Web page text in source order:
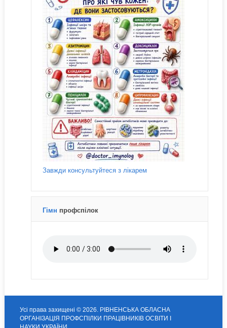
Завжди консультуйтеся з лікарем
Гімн профспілок
Усі права захищені © 2026. РІВНЕНСЬКА ОБЛАСНА
ОРГАНІЗАЦІЯ ПРОФСПІЛКИ ПРАЦІВНИКІВ ОСВІТИ І